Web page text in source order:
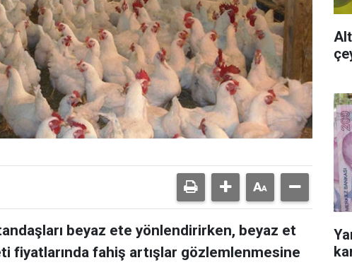
beyaz ete yönlendirirken, beyaz et
fiyatlarında fahiş artışlar gözlemlenmesine